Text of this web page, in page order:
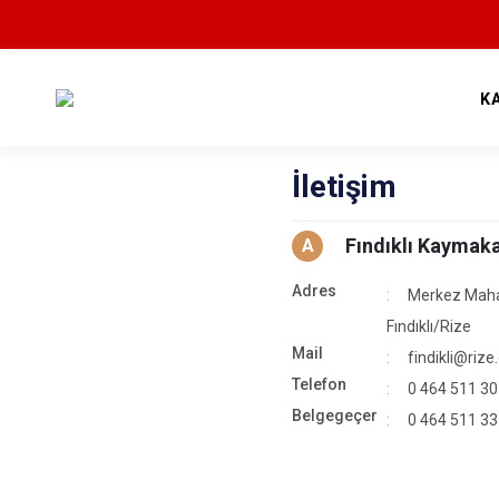
İletişim
A Fındıklı
Adres
Merkez
Fındıklı/Rize
Mail
Telefon
0 464 511
Belgegeçer
0 464 511